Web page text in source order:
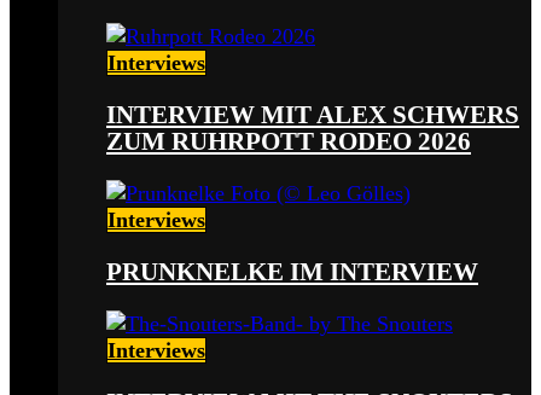
Interviews
INTERVIEW MIT ALEX SCHWERS
ZUM RUHRPOTT RODEO 2026
Interviews
PRUNKNELKE IM INTERVIEW
Interviews